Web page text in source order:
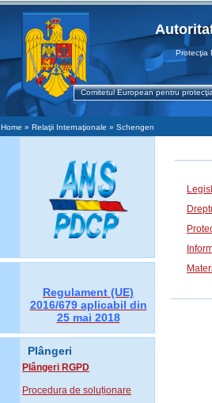
Protecţia
Comitetul European pentru
Home » Relaţii Internaţionale » Schengen
Regulament (UE)
2016/679 aplicabil din
25 mai 2018
Plângeri
Plângeri RGPD
Procedura de soluționare